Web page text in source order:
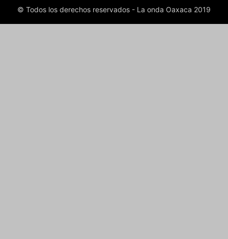
© Todos los derechos reservados - La onda Oaxaca 2019